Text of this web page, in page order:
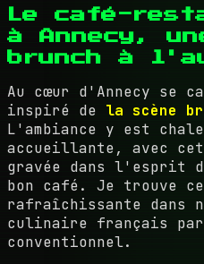
Le café-
à Annecy,
brunch à
Au cœur d'Annecy se
inspiré de la scène
L'ambiance y est
accueillante, avec
gravée dans l'esprit
bon café. Je trouve
rafraîchissante dans
culinaire français
conventionnel.